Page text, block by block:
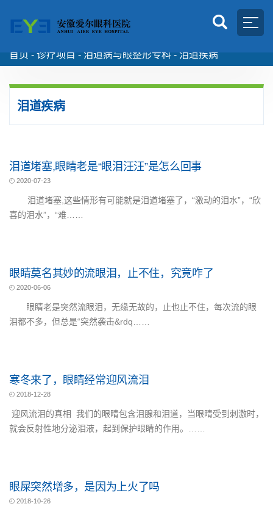
首页 - 诊疗项目 - 泪道病与眼整形专科 - 泪道疾病
泪道疾病
泪道堵塞,眼睛老是“眼泪汪汪”是怎么回事
2020-07-23
泪道堵塞,这些情形有可能就是泪道堵塞了，“激动的泪水”，“欣
喜的泪水”，“难……
眼睛莫名其妙的流眼泪，止不住，究竟咋了
2020-06-06
眼睛老是突然流眼泪，无缘无故的，止也止不住，每次流的眼
泪都不多，但总是“突然袭击&rdq……
寒冬来了，眼睛经常迎风流泪
2018-12-28
迎风流泪的真相 我们的眼睛包含泪腺和泪道，当眼睛受到刺激时，
就会反射性地分泌泪液，起到保护眼睛的作用。……
眼屎突然增多，是因为上火了吗
2018-10-26